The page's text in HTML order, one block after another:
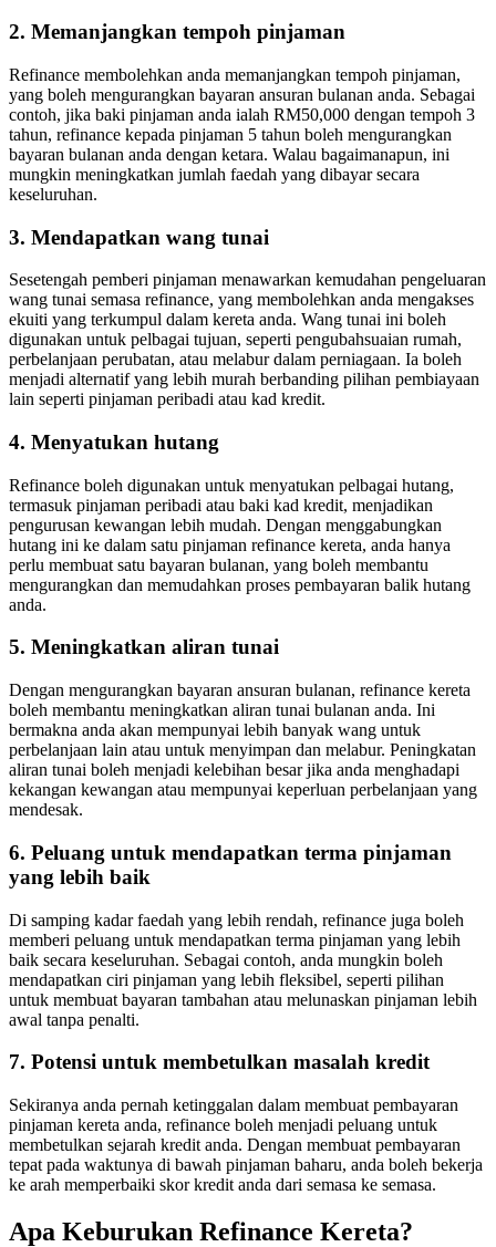
2. Memanjangkan tempoh pinjaman
Refinance membolehkan anda memanjangkan tempoh pinjaman,
yang boleh mengurangkan bayaran ansuran bulanan anda. Sebagai
contoh, jika baki pinjaman anda ialah RM50,000 dengan tempoh 3
tahun, refinance kepada pinjaman 5 tahun boleh mengurangkan
bayaran bulanan anda dengan ketara. Walau bagaimanapun, ini
mungkin meningkatkan jumlah faedah yang dibayar secara
keseluruhan.
3. Mendapatkan wang tunai
Sesetengah pemberi pinjaman menawarkan kemudahan pengeluaran
wang tunai semasa refinance, yang membolehkan anda mengakses
ekuiti yang terkumpul dalam kereta anda. Wang tunai ini boleh
digunakan untuk pelbagai tujuan, seperti pengubahsuaian rumah,
perbelanjaan perubatan, atau melabur dalam perniagaan. Ia boleh
menjadi alternatif yang lebih murah berbanding pilihan pembiayaan
lain seperti pinjaman peribadi atau kad kredit.
4. Menyatukan hutang
Refinance boleh digunakan untuk menyatukan pelbagai hutang,
termasuk pinjaman peribadi atau baki kad kredit, menjadikan
pengurusan kewangan lebih mudah. Dengan menggabungkan
hutang ini ke dalam satu pinjaman refinance kereta, anda hanya
perlu membuat satu bayaran bulanan, yang boleh membantu
mengurangkan dan memudahkan proses pembayaran balik hutang
anda.
5. Meningkatkan aliran tunai
Dengan mengurangkan bayaran ansuran bulanan, refinance kereta
boleh membantu meningkatkan aliran tunai bulanan anda. Ini
bermakna anda akan mempunyai lebih banyak wang untuk
perbelanjaan lain atau untuk menyimpan dan melabur. Peningkatan
aliran tunai boleh menjadi kelebihan besar jika anda menghadapi
kekangan kewangan atau mempunyai keperluan perbelanjaan yang
mendesak.
6. Peluang untuk mendapatkan terma pinjaman
yang lebih baik
Di samping kadar faedah yang lebih rendah, refinance juga boleh
memberi peluang untuk mendapatkan terma pinjaman yang lebih
baik secara keseluruhan. Sebagai contoh, anda mungkin boleh
mendapatkan ciri pinjaman yang lebih fleksibel, seperti pilihan
untuk membuat bayaran tambahan atau melunaskan pinjaman lebih
awal tanpa penalti.
7. Potensi untuk membetulkan masalah kredit
Sekiranya anda pernah ketinggalan dalam membuat pembayaran
pinjaman kereta anda, refinance boleh menjadi peluang untuk
membetulkan sejarah kredit anda. Dengan membuat pembayaran
tepat pada waktunya di bawah pinjaman baharu, anda boleh bekerja
ke arah memperbaiki skor kredit anda dari semasa ke semasa.
Apa Keburukan Refinance Kereta?